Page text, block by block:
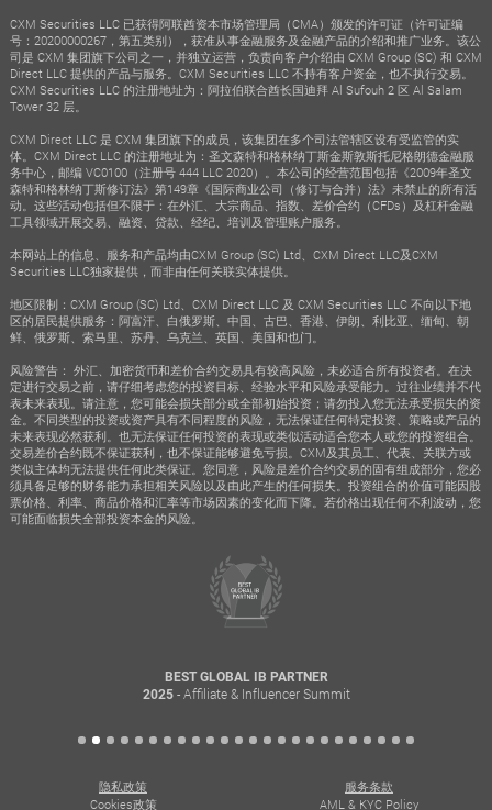
CXM Securities LLC 已获得阿联酋资本市场管理局（CMA）颁发的许可证（许可证编
号：20200000267，第五类别），获准从事金融服务及金融产品的介绍和推广业务。该公
司是 CXM 集团旗下公司之一，并独立运营，负责向客户介绍由 CXM Group (SC) 和 CXM
Direct LLC 提供的产品与服务。CXM Securities LLC 不持有客户资金，也不执行交易。
CXM Securities LLC 的注册地址为：阿拉伯联合酋长国迪拜 Al Sufouh 2 区 Al Salam
Tower 32 层。
CXM Direct LLC 是 CXM 集团旗下的成员，该集团在多个司法管辖区设有受监管的实
体。CXM Direct LLC 的注册地址为：圣文森特和格林纳丁斯金斯敦斯托尼格朗德金融服
务中心，邮编 VC0100（注册号 444 LLC 2020）。本公司的经营范围包括《2009年圣文
森特和格林纳丁斯修订法》第149章《国际商业公司（修订与合并）法》未禁止的所有活
动。这些活动包括但不限于：在外汇、大宗商品、指数、差价合约（CFDs）及杠杆金融
工具领域开展交易、融资、贷款、经纪、培训及管理账户服务。
本网站上的信息、服务和产品均由CXM Group (SC) Ltd、CXM Direct LLC及CXM
Securities LLC独家提供，而非由任何关联实体提供。
地区限制：CXM Group (SC) Ltd、CXM Direct LLC 及 CXM Securities LLC 不向以下地
区的居民提供服务：阿富汗、白俄罗斯、中国、古巴、香港、伊朗、利比亚、缅甸、朝
鲜、俄罗斯、索马里、苏丹、乌克兰、英国、美国和也门。
风险警告： 外汇、加密货币和差价合约交易具有较高风险，未必适合所有投资者。在决
定进行交易之前，请仔细考虑您的投资目标、经验水平和风险承受能力。过往业绩并不代
表未来表现。请注意，您可能会损失部分或全部初始投资；请勿投入您无法承受损失的资
金。不同类型的投资或资产具有不同程度的风险，无法保证任何特定投资、策略或产品的
未来表现必然获利。也无法保证任何投资的表现或类似活动适合您本人或您的投资组合。
交易差价合约既不保证获利，也不保证能够避免亏损。CXM及其员工、代表、关联方或
类似主体均无法提供任何此类保证。您同意，风险是差价合约交易的固有组成部分，您必
须具备足够的财务能力承担相关风险以及由此产生的任何损失。投资组合的价值可能因股
票价格、利率、商品价格和汇率等市场因素的变化而下降。若价格出现任何不利波动，您
可能面临损失全部投资本金的风险。
BEST GLOBAL IB PARTNER
2025- Affiliate & Influencer Summit
隐私政策
服务条款
Cookies政策
AML & KYC Policy